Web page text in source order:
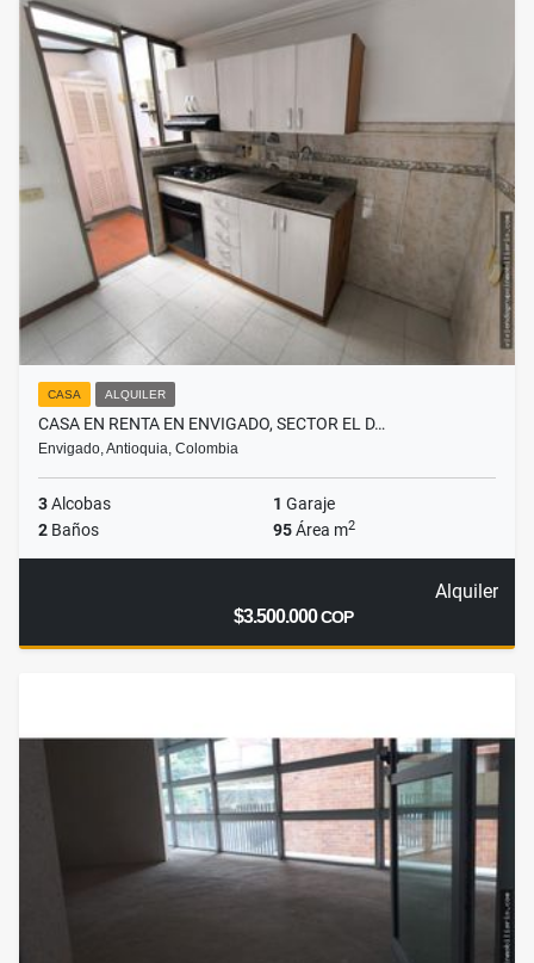
CASA ALQUILER
CASA EN RENTA EN ENVIGADO, SECTOR EL D…
Envigado, Antioquia, Colombia
3Alcobas 1 Garaje
2 Baños 95Área m2
Alquiler
$3.500.000COP